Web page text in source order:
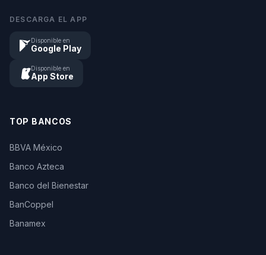
DESCARGA EL APP
Disponible en
Google Play
Disponible en
App Store
TOP BANCOS
BBVA México
Banco Azteca
Banco del Bienestar
BanCoppel
Banamex